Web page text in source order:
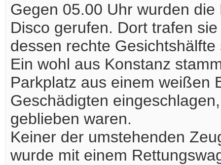
Gegen 05.00 Uhr wurden
Disco gerufen. Dort trafen
dessen rechte
Ein wohl aus Konstanz
Parkplatz aus einem weißen
Geschädigten
geblieben waren.
Keiner der umstehenden
wurde mit einem